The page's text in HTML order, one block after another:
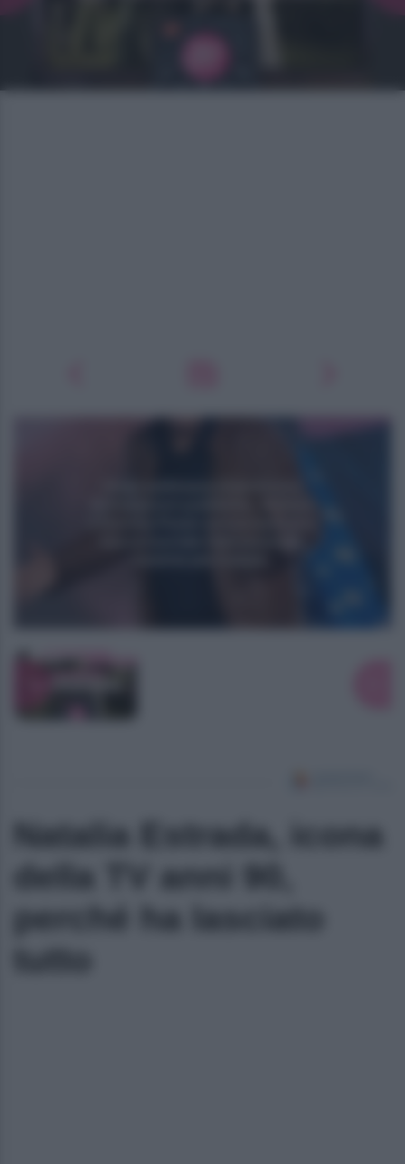
Natalia Estrada, icona
della TV anni 90,
perché ha lasciato
tutto